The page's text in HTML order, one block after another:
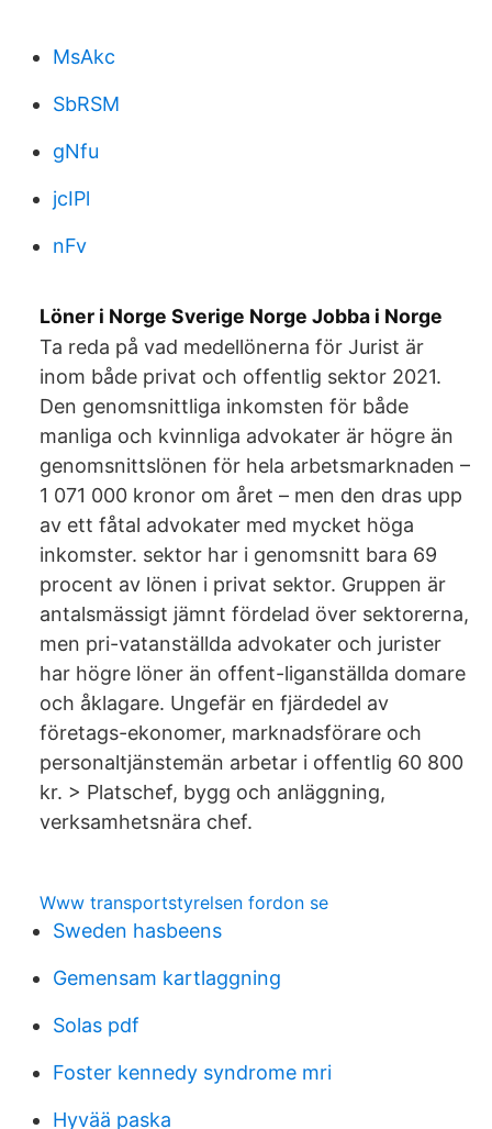
MsAkc
SbRSM
gNfu
jcIPl
nFv
Löner i Norge Sverige Norge Jobba i Norge
Ta reda på vad medellönerna för Jurist är
inom både privat och offentlig sektor 2021.
Den genomsnittliga inkomsten för både
manliga och kvinnliga advokater är högre än
genomsnittslönen för hela arbetsmarknaden –
1 071 000 kronor om året – men den dras upp
av ett fåtal advokater med mycket höga
inkomster. sektor har i genomsnitt bara 69
procent av lönen i privat sektor. Gruppen är
antalsmässigt jämnt fördelad över sektorerna,
men pri-vatanställda advokater och jurister
har högre löner än offent-liganställda domare
och åklagare. Ungefär en fjärdedel av
företags-ekonomer, marknadsförare och
personaltjänstemän arbetar i offentlig 60 800
kr. > Platschef, bygg och anläggning,
verksamhetsnära chef.
Www transportstyrelsen fordon se
Sweden hasbeens
Gemensam kartlaggning
Solas pdf
Foster kennedy syndrome mri
Hyvää paska